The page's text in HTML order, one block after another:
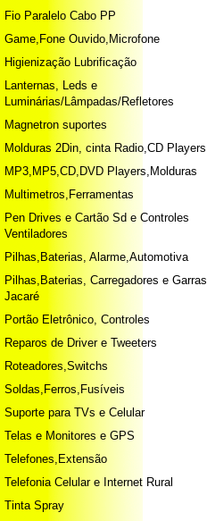
Fio Paralelo Cabo PP
Game,Fone Ouvido,Microfone
Higienização Lubrificação
Lanternas, Leds e
Luminárias/Lâmpadas/Refletores
Magnetron suportes
Molduras 2Din, cinta Radio,CD Players
MP3,MP5,CD,DVD Players,Molduras
Multimetros,Ferramentas
Pen Drives e Cartão Sd e Controles
Ventiladores
Pilhas,Baterias, Alarme,Automotiva
Pilhas,Baterias, Carregadores e Garras
Jacaré
Portão Eletrônico, Controles
Reparos de Driver e Tweeters
Roteadores,Switchs
Soldas,Ferros,Fusíveis
Suporte para TVs e Celular
Telas e Monitores e GPS
Telefones,Extensão
Telefonia Celular e Internet Rural
Tinta Spray